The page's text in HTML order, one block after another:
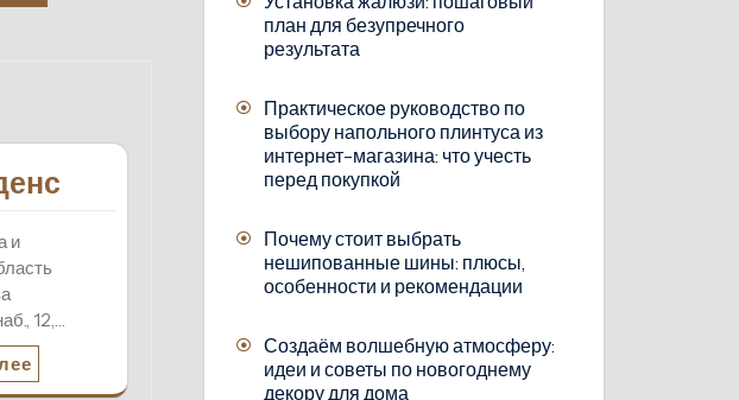
и
12,…
план для безупречного
результата
Практическое руководство по
выбору напольного плинтуса из
интернет-магазина: что учесть
перед покупкой
Почему стоит выбрать
нешипованные шины: плюсы,
особенности и рекомендации
Создаём волшебную атмосферу:
идеи и советы по новогоднему
декору для дома